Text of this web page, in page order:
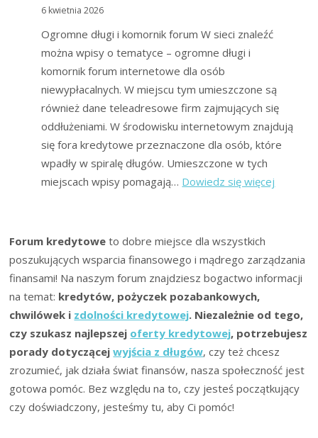
6 kwietnia 2026
Ogromne długi i komornik forum W sieci znaleźć
można wpisy o tematyce – ogromne długi i
komornik forum internetowe dla osób
niewypłacalnych. W miejscu tym umieszczone są
również dane teleadresowe firm zajmujących się
oddłużeniami. W środowisku internetowym znajdują
się fora kredytowe przeznaczone dla osób, które
wpadły w spiralę długów. Umieszczone w tych
miejscach wpisy pomagają… Dowiedz się więcej
i
Forum kredytowe to dobre miejsce dla wszystkich
poszukujących wsparcia finansowego i mądrego zarządzania
finansami! Na naszym forum znajdziesz bogactwo informacji
na temat: kredytów, pożyczek pozabankowych,
chwilówek i zdolności kredytowej. Niezależnie od tego,
czy szukasz najlepszej oferty kredytowej, potrzebujesz
porady dotyczącejwyjścia z długów, czy też chcesz
zrozumieć, jak działa świat finansów, nasza społeczność jest
gotowa pomóc. Bez względu na to, czy jesteś początkujący
czy doświadczony, jesteśmy tu, aby Ci pomóc!